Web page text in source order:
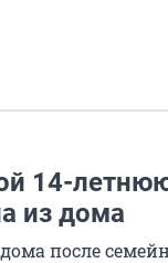
14-
из дома
после